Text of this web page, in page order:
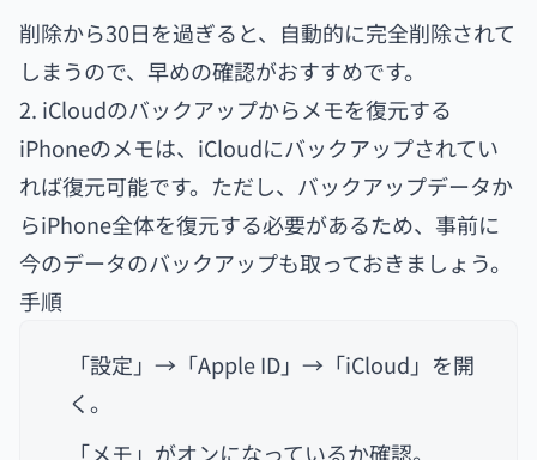
削除から30日を過ぎると、自動的に完全削除されて
しまうので、早めの確認がおすすめです。
2. iCloudのバックアップからメモを復元する
iPhoneのメモは、iCloudにバックアップされてい
れば復元可能です。ただし、バックアップデータか
らiPhone全体を復元する必要があるため、事前に
今のデータのバックアップも取っておきましょう。
手順
「設定」→「Apple ID」→「iCloud」を開
く。
「メモ」がオンになっているか確認。